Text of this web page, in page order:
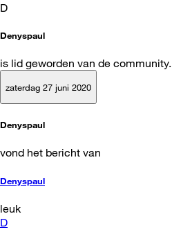
D
Denyspaul
is lid geworden van de community.
zaterdag 27 juni 2020
Denyspaul
vond het bericht van
Denyspaul
leuk
D